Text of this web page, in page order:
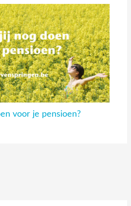
voor je pensioen?